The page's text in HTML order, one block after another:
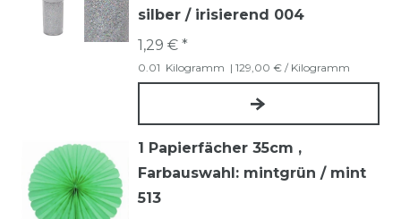
silber / irisierend 004
1,29 € *
0.01 Kilogramm | 129,00 € / Kilogramm
1 Papierfächer 35cm ,
Farbauswahl: mintgrün / mint
513